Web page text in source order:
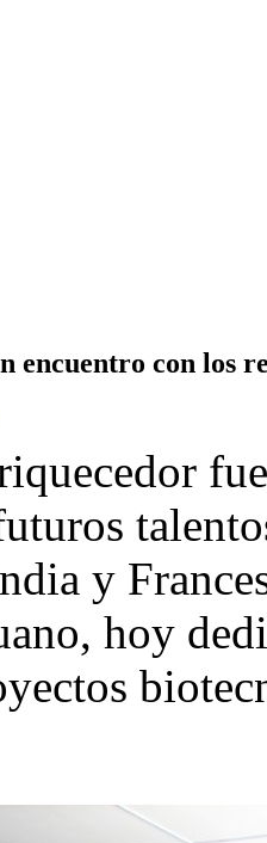
encuentro con los
y
hoy